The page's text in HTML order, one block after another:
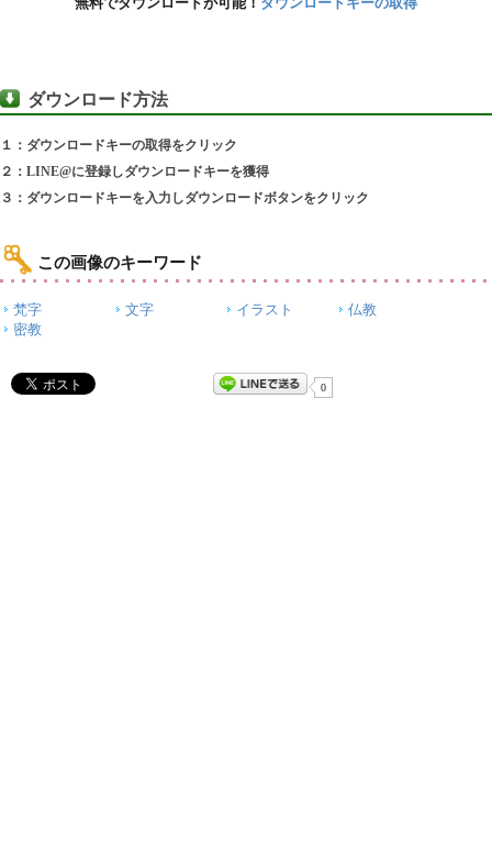
ダウンロード方法
１：ダウンロードキーの取得をクリック
２：LINE@に登録しダウンロードキーを獲得
３：ダウンロードキーを入力しダウンロードボタンをクリック
この画像のキーワード
梵字 文字 イラスト
仏教
密教
0